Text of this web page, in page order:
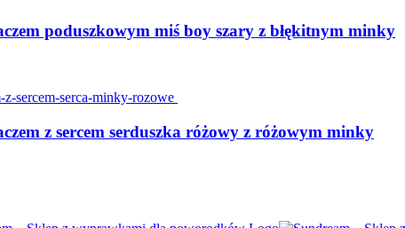
poduszkowym miś boy szary z błękitnym minky
z sercem serduszka różowy z różowym minky